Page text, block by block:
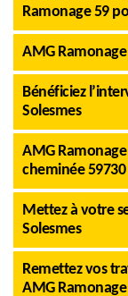
Ramonage 59
AMG
Bénéficiez
Solesmes
AMG
cheminée 59730
Mettez à votre
Solesmes
Remettez vos
AMG